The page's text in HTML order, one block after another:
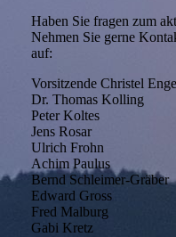
Haben Sie fragen zum
Nehmen Sie gerne
auf:
Vorsitzende Christel
Dr. Thomas Kolling
Peter Koltes
Jens Rosar
Ulrich Frohn
Achim Paulus
Bernd Schleimer-Gräber
Edward Gross
Fred Malburg
Gabi Kretz